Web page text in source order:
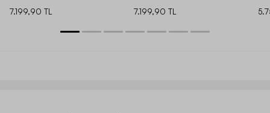
7.199,90 TL 7.199,90 TL